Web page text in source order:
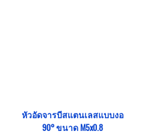
หัวอัดจารบีสแตนเลสแบบงอ
90° ขนาด M5x0.8